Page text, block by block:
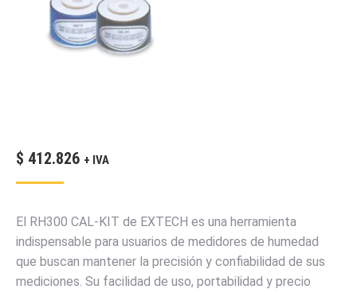
$ 412.826 + IVA
El RH300 CAL-KIT de EXTECH es una herramienta
indispensable para usuarios de medidores de humedad
que buscan mantener la precisión y confiabilidad de sus
mediciones. Su facilidad de uso, portabilidad y precio